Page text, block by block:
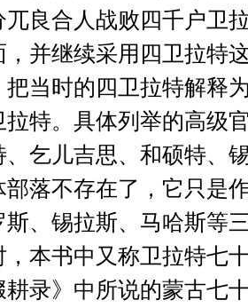
兀良合人战败四千户卫
，并继续采用四卫拉特
把当时的四卫拉特解释
拉特。具体列举的高级
、乞儿吉思、和硕特、
部落不存在了，它只是
斯、锡拉斯、马哈斯等
，本书中又称卫拉特七
耕录》中所说的蒙古七